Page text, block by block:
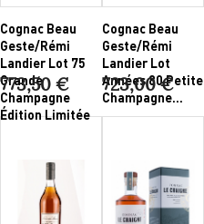
Cognac Beau
Geste/Rémi
Landier Lot 75
Grande
Champagne
Édition Limitée
773,50 €
Cognac Beau
Geste/Rémi
Landier Lot
Années 80 Petite
Champagne...
723,00 €